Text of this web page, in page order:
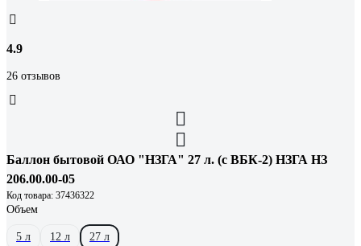
4.9
26 отзывов
Баллон бытовой ОАО "НЗГА" 27 л. (с ВБК-2) НЗГА НЗ
206.00.00-05
Код товара: 37436322
Объем
5 л 12 л 27 л